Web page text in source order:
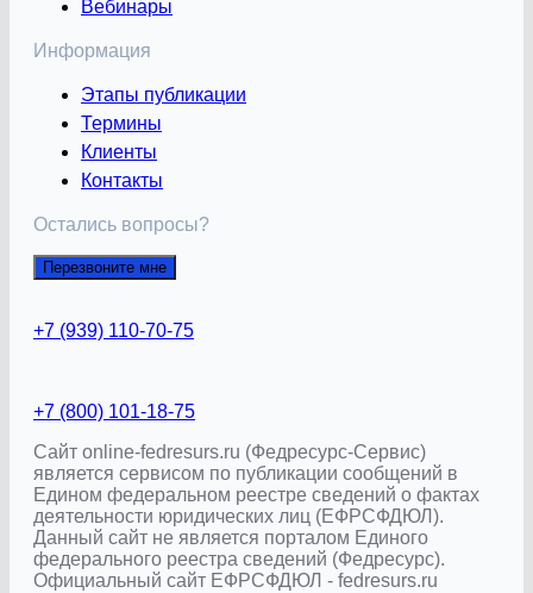
Вебинары
Информация
Этапы публикации
Термины
Клиенты
Контакты
Остались вопросы?
Перезвоните мне
+7 (939) 110-70-75
+7 (800) 101-18-75
Сайт online-fedresurs.ru (Федресурс-Сервис)
является сервисом по публикации сообщений в
Едином федеральном реестре сведений о фактах
деятельности юридических лиц (ЕФРСФДЮЛ).
Данный сайт не является порталом Единого
федерального реестра сведений (Федресурс).
Официальный сайт ЕФРСФДЮЛ - fedresurs.ru